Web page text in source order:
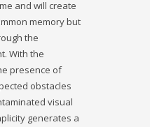
and will create
memory but
the
With the
presence of
obstacles
visual
generates a